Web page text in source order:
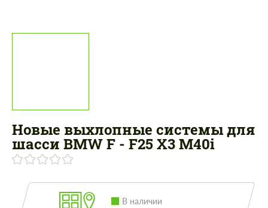
Новые выхлопные системы для
шасси BMW F - F25 X3 M40i
В наличии